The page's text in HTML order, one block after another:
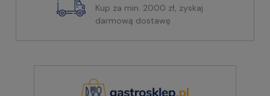
Kup za min. 2000 zł, zyskaj
darmową dostawę